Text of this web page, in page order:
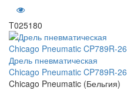
T025180
Дрель пневматическая
Chicago Pneumatic CP789R-26
Chicago Pneumatic (Бельгия)